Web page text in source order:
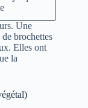
Une
brochettes
Elles ont
la